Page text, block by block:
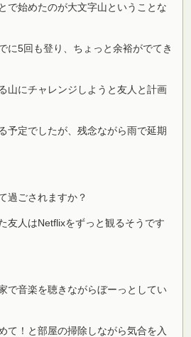
で始めたのが大文字山ということな
に5回も登り、ちょっと余裕がでてき
山にチャレンジしようと友人と計画
予定でしたが、残念ながら雨で延期
過ごされますか？
友人はNetflixをずっと観るそうです
で音楽を聴きながらぼーっとしてい
て！と部屋の掃除しながら気合を入